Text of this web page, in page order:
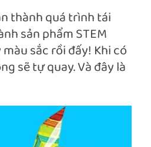
thành quá trình tái
sản phẩm STEM
sắc rồi đấy! Khi có
sẽ tự quay. Và đây là